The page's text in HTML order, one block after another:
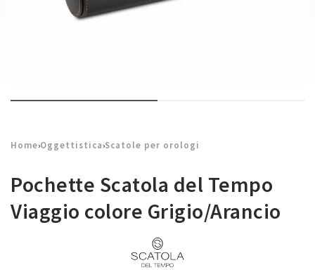
Home›Oggettistica ›Scatole per orologi
Pochette Scatola del Tempo
Viaggio colore Grigio/Arancio